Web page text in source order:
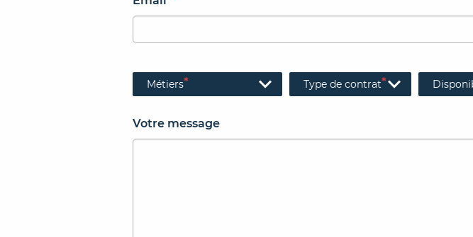
Métiers* Type de contrat*
Votre message